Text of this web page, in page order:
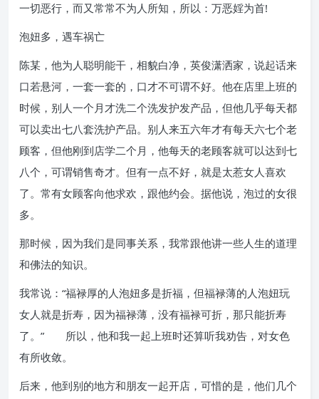
一切恶行，而又常常不为人所知，所以：万恶婬为首!
泡妞多，遇车祸亡
陈某，他为人聪明能干，相貌白净，英俊潇洒家，说起话来
口若悬河，一套一套的，口才不可谓不好。他在店里上班的
时候，别人一个月才洗二个洗发护发产品，但他几乎每天都
可以卖出七八套洗护产品。别人来五六年才有每天六七个老
顾客，但他刚到店学二个月，他每天的老顾客就可以达到七
八个，可谓销售奇才。但有一点不好，就是太惹女人喜欢
了。常有女顾客向他求欢，跟他约会。据他说，泡过的女很
多。
那时候，因为我们是同事关系，我常跟他讲一些人生的道理
和佛法的知识。
我常说：“福禄厚的人泡妞多是折福，但福禄薄的人泡妞玩
女人就是折寿，因为福禄薄，没有福禄可折，那只能折寿
了。” 所以，他和我一起上班时还算听我劝告，对女色
有所收敛。
后来，他到别的地方和朋友一起开店，可惜的是，他们几个